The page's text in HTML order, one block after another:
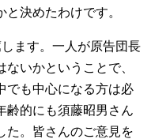
決めたわけです。
ます。一人が原告団長
いかということで、
でも中心になる方は必
齢的にも須藤昭男さん
た。皆さんのご意見を